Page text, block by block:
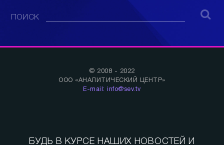
ПОИСК
© 2008 - 2022
ООО «АНАЛИТИЧЕСКИЙ ЦЕНТР»
E-mail: info@sev.tv
БУДЬ В КУРСЕ НАШИХ НОВОСТЕЙ И